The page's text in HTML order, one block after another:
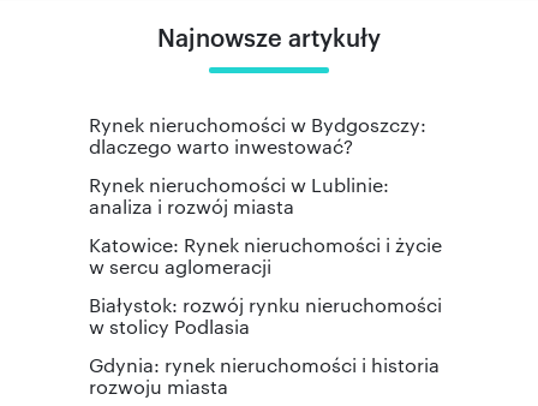
Najnowsze artykuły
Rynek nieruchomości w Bydgoszczy:
dlaczego warto inwestować?
Rynek nieruchomości w Lublinie:
analiza i rozwój miasta
Katowice: Rynek nieruchomości i życie
w sercu aglomeracji
Białystok: rozwój rynku nieruchomości
w stolicy Podlasia
Gdynia: rynek nieruchomości i historia
rozwoju miasta